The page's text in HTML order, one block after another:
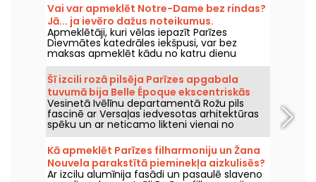
Vai var apmeklēt Notre-Dame bez rindas?
Jā... ja ievēro dažus noteikumus.
Apmeklētāji, kuri vēlas iepazīt Parīzes
Dievmātes katedrāles iekšpusi, var bez
maksas apmeklēt kādu no katru dienu
svinētajiem dievkalpojumiem. Tā ir iespēja
ikvienam, ar nosacījumu, ka iegriežas
vispirms ar nolūku piedalīties dievkalpojumā
vai pilnībā ievērot tā gaitu. Tiek izskaidrots,
kas jums jāzina.
Šī izcili rozā pilsēja Parīzes apgabala
tuvumā bija Belle Époque ekscentriskās
marķīzes mājoklis.
Vesinetā Ivēlīnu departamentā Rožu pils
fascinē ar Versaļas iedvesotas arhitektūras
spēku un ar neticamo likteni vienai no
pilsētas slavenākajām iedzīvotājām: marķīzei
Luīzai Kasati, Belle Époque ekscentriskās
figūras.
Kā apmeklēt Parīzes filharmoniju un Žana
Nouvela parakstītā pieminekļa aizkulisēs?
Ar izcilu alumīnija fasādi un pasaulē slaveno